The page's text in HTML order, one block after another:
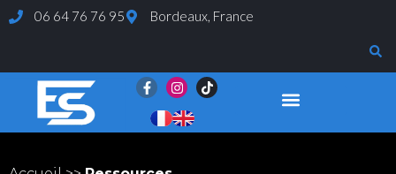
06 64 76 76 95 Bordeaux, France